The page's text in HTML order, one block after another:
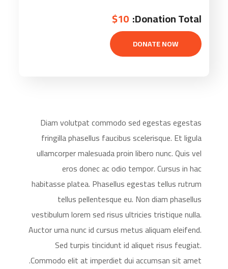
Donation Total:
$10
Diam volutpat commodo sed egestas egestas
fringilla phasellus faucibus scelerisque. Et ligula
ullamcorper malesuada proin libero nunc. Quis vel
eros donec ac odio tempor. Cursus in hac
habitasse platea. Phasellus egestas tellus rutrum
tellus pellentesque eu. Non diam phasellus
vestibulum lorem sed risus ultricies tristique nulla.
Auctor urna nunc id cursus metus aliquam eleifend.
Sed turpis tincidunt id aliquet risus feugiat.
Commodo elit at imperdiet dui accumsan sit amet.